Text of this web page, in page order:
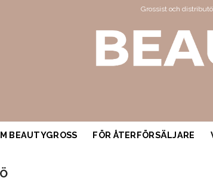
Grossist och
BEAUTYGROSS FÖR ÅTERFÖRSÄLJARE